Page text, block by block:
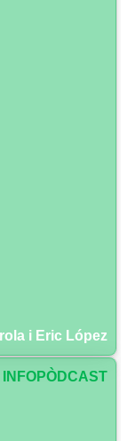
i Eric López
INFOPÒDCAST